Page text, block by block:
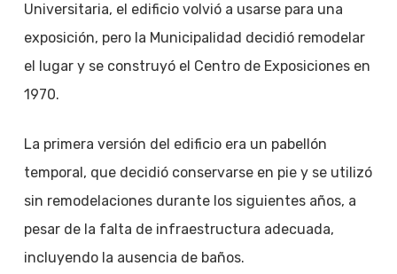
Universitaria, el edificio volvió a usarse para una
exposición, pero la Municipalidad decidió remodelar
el lugar y se construyó el Centro de Exposiciones en
1970.
La primera versión del edificio era un pabellón
temporal, que decidió conservarse en pie y se utilizó
sin remodelaciones durante los siguientes años, a
pesar de la falta de infraestructura adecuada,
incluyendo la ausencia de baños.